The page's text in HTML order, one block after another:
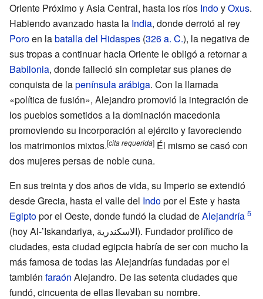
Oriente Próximo y Asia Central, hasta los ríos IndoyOxus.
Habiendo avanzado hasta la India, donde derrotó al rey
Poroen labatalla del Hidaspes (326a. C.), la negativa de
sus tropas a continuar hacia Oriente le obligó a retornar a
Babilonia, donde falleció sin completar sus planes de
conquista de lapenínsula arábiga. Con la llamada
«política de fusión», Alejandro promovió la integración de
los pueblos sometidos a la dominación macedonia
promoviendo su incorporación al ejército y favoreciendo
los matrimonios mixtos.[citarequerida] Él mismo se casó con
dos mujeres persas de noble cuna.
En sus treinta y dos años de vida, su Imperio se extendió
desde Grecia, hasta el valle del Indopor el Este y hasta
Egiptopor el Oeste, donde fundó la ciudad deAlejandría
(hoy Al-ʼIskandariya, الاسكندرية). Fundador prolífico de
ciudades, esta ciudad egipcia habría de ser con mucho la
más famosa de todas las Alejandrías fundadas por el
también faraón Alejandro. De las setenta ciudades que
fundó, cincuenta de ellas llevaban su nombre.